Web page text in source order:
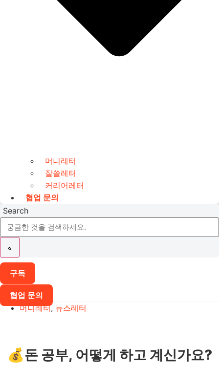
머니레터
잘쓸레터
커리어레터
협업 문의
Search
구독
협업 문의
머니레터, 뉴스레터
💰돈 공부, 어떻게 하고 계신가요?